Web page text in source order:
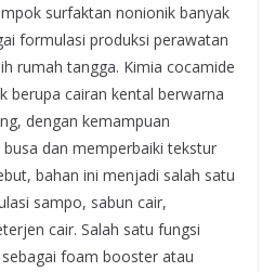
surfaktan nonionik banyak
formulasi produksi perawatan
rumah tangga. Kimia cocamide
berupa cairan kental berwarna
dengan kemampuan
dan memperbaiki tekstur
bahan ini menjadi salah satu
sampo, sabun cair,
cair. Salah satu fungsi
foam booster atau